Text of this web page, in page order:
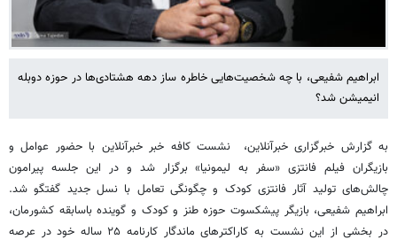
ابراهیم شفیعی، با چه شخصیت‌هایی خاطره ساز دهه هشتادی‌ها در حوزه دوبله
انیمیشن شد؟
به گزارش خبرگزاری خبرآنلاین، نشست کافه خبر خبرآنلاین با حضور عوامل و
بازیگران فیلم فانتزی «سفر به لیمونیا» برگزار شد و در این جلسه پیرامون
چالش‌های تولید آثار فانتزی کودک و چگونگی تعامل با نسل جدید گفتگو شد.
ابراهیم شفیعی، بازیگر پیشکسوت حوزه طنز و کودک و گوینده باسابقه کشورمان،
در بخشی از این نشست به کاراکترهای ماندگار کارنامه ۲۵ ساله خود در عرصه